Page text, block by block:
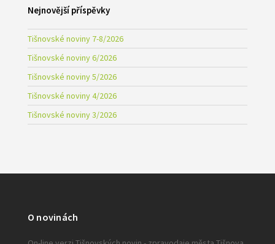
Nejnovější příspěvky
Tišnovské noviny 7-8/2026
Tišnovské noviny 6/2026
Tišnovské noviny 5/2026
Tišnovské noviny 4/2026
Tišnovské noviny 3/2026
O novinách